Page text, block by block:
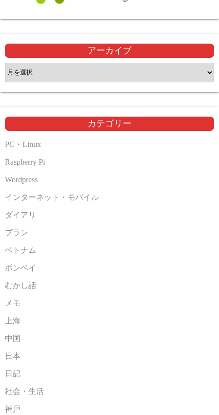
アーカイブ
ア
ー
カ
ブ
カテゴリー
PC・Linux
Raspberry Pi
Wordpress
インターネット・モバイル
ダイアリ
ブラン
ベトナム
ボンベイ
むかし話
メモ
上海
中国
日本
日記
社会・生活
神戸